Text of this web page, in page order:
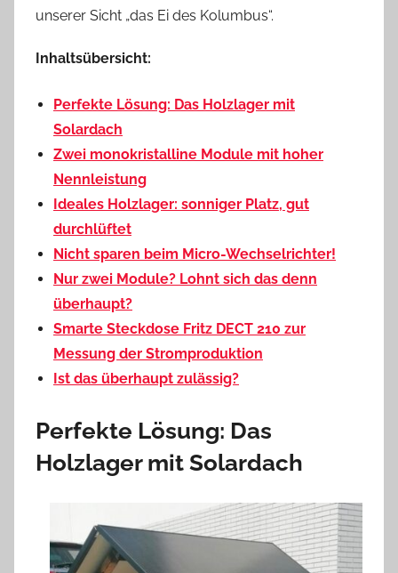
unserer Sicht „das Ei des Kolumbus“.
Inhaltsübersicht:
Perfekte Lösung: Das Holzlager mit
Solardach
Zwei monokristalline Module mit hoher
Nennleistung
Ideales Holzlager: sonniger Platz, gut
durchlüftet
Nicht sparen beim Micro-Wechselrichter!
Nur zwei Module? Lohnt sich das denn
überhaupt?
Smarte Steckdose Fritz DECT 210 zur
Messung der Stromproduktion
Ist das überhaupt zulässig?
Perfekte Lösung: Das
Holzlager mit Solardach